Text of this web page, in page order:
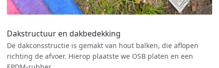
Dakstructuur en dakbedekking
De dakconsstructie is gemakt van hout balken, die aflopen
richting de afvoer. Hierop plaatste we OSB platen en een